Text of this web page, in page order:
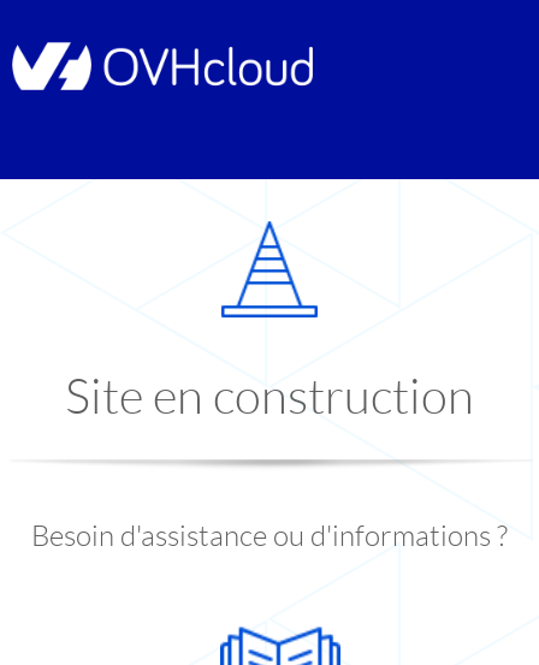
Site en construction
Besoin d'assistance ou d'informations ?